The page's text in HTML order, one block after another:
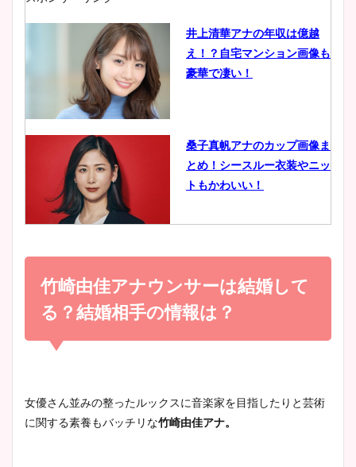
鈴木唯の太ってた時の体重が
ヤバすぎww原因や痩せたダ
豊島実季アナのカップ画像ま
とめ！美脚や水着姿に年齢も
宇賀神メグアナのニット画像
まとめ！足も美脚でカップも
凄い！
池谷実悠アナのメガネ画像が
かわいい！カップや水着姿も
井上清華アナの年収は億越
え！？自宅マンション画像も
豪華で凄い！
桑子真帆アナのカップ画像ま
とめ！シースルー衣装やニッ
トもかわいい！
小室瑛莉子のカップ画像まと
め！足が美脚でニット衣装も
かわいい！
wikiプロフもチェック！
竹崎由佳アナウンサーは結婚して
る？結婚相手の情報は？
女優さん並みの整ったルックスに音楽家を目指したりと芸術
に関する素養もバッチリな竹崎由佳アナ。